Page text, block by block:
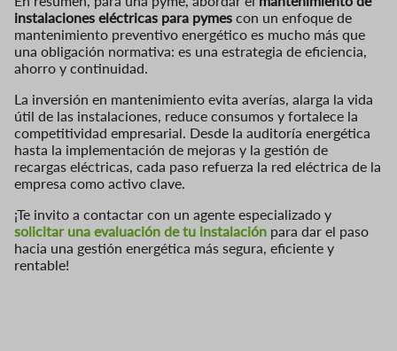
instalaciones eléctricas para pymes con un enfoque de
mantenimiento preventivo energético es mucho más que
una obligación normativa: es una estrategia de eficiencia,
ahorro y continuidad.
La inversión en mantenimiento evita averías, alarga la vida
útil de las instalaciones, reduce consumos y fortalece la
competitividad empresarial. Desde la auditoría energética
hasta la implementación de mejoras y la gestión de
recargas eléctricas, cada paso refuerza la red eléctrica de la
empresa como activo clave.
¡Te invito a contactar con un agente especializado y
solicitar una evaluación de tu instalación para dar el paso
hacia una gestión energética más segura, eficiente y
rentable!